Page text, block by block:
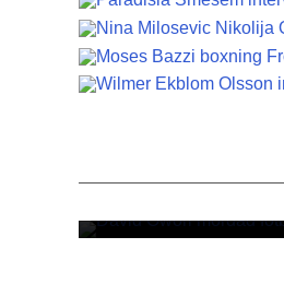
gatsten